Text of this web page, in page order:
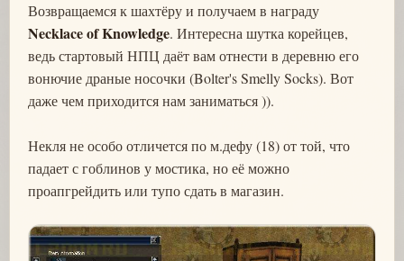
Возвращаемся к шахтёру и получаем в награду
Necklace of Knowledge. Интересна шутка корейцев,
ведь стартовый НПЦ даёт вам отнести в деревню его
вонючие драные носочки (Bolter's Smelly Socks). Вот
даже чем приходится нам заниматься )).
Некля не особо отличется по м.дефу (18) от той, что
падает с гоблинов у мостика, но её можно
проапгрейдить или тупо сдать в магазин.